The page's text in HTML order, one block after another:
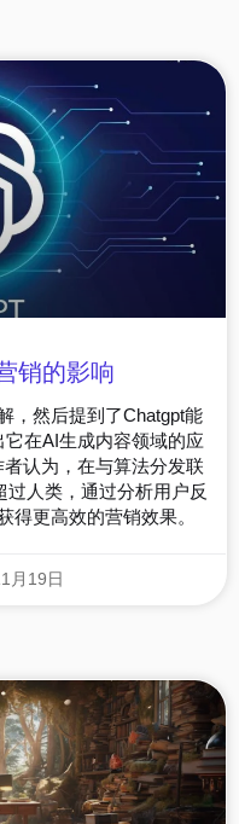
销的影响
，然后提到了Chatgpt能
在AI生成内容领域的应
认为，在与算法分发联
人类，通过分析用户反
得更高效的营销效果。
月19日